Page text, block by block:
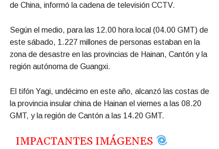
de China, informó la cadena de televisión CCTV.
Según el medio, para las 12.00 hora local (04.00 GMT) de
este sábado, 1.227 millones de personas estaban en la
zona de desastre en las provincias de Hainan, Cantón y la
región autónoma de Guangxi.
El tifón Yagi, undécimo en este año, alcanzó las costas de
la provincia insular china de Hainan el viernes a las 08.20
GMT, y la región de Cantón a las 14.20 GMT.
IMPACTANTES IMÁGENES